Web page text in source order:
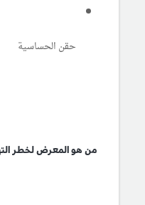
حقن الحساسية
من هو المعرض لخطر